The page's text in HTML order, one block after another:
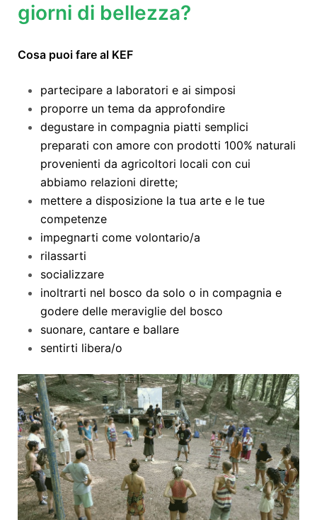
giorni di bellezza?
Cosa puoi fare al KEF
partecipare a laboratori e ai simposi
proporre un tema da approfondire
degustare in compagnia piatti semplici
preparati con amore con prodotti 100% naturali
provenienti da agricoltori locali con cui
abbiamo relazioni dirette;
mettere a disposizione la tua arte e le tue
competenze
impegnarti come volontario/a
rilassarti
socializzare
inoltrarti nel bosco da solo o in compagnia e
godere delle meraviglie del bosco
suonare, cantare e ballare
sentirti libera/o